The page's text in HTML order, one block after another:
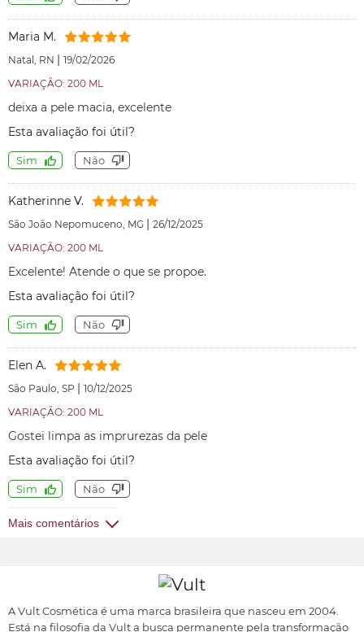
Maria M.
Natal, RN | 19/02/2026
VARIAÇÃO: 200 ML
deixa a pele macia, excelente
Esta avaliação foi útil?
Sim Não
Katherinne V.
São João Nepomuceno, MG | 26/12/2025
VARIAÇÃO: 200 ML
Excelente! Atende o que se propoe.
Esta avaliação foi útil?
Sim Não
Elen A.
São Paulo, SP | 10/12/2025
VARIAÇÃO: 200 ML
Gostei limpa as imprurezas da pele
Esta avaliação foi útil?
Sim Não
Mais comentários
A Vult Cosmética é uma marca brasileira que nasceu em 2004.
Está na filosofia da Vult a busca permanente pela transformação